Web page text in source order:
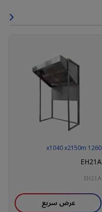
1260
1040x2150m
EH21A
EH21A
عرض سريع